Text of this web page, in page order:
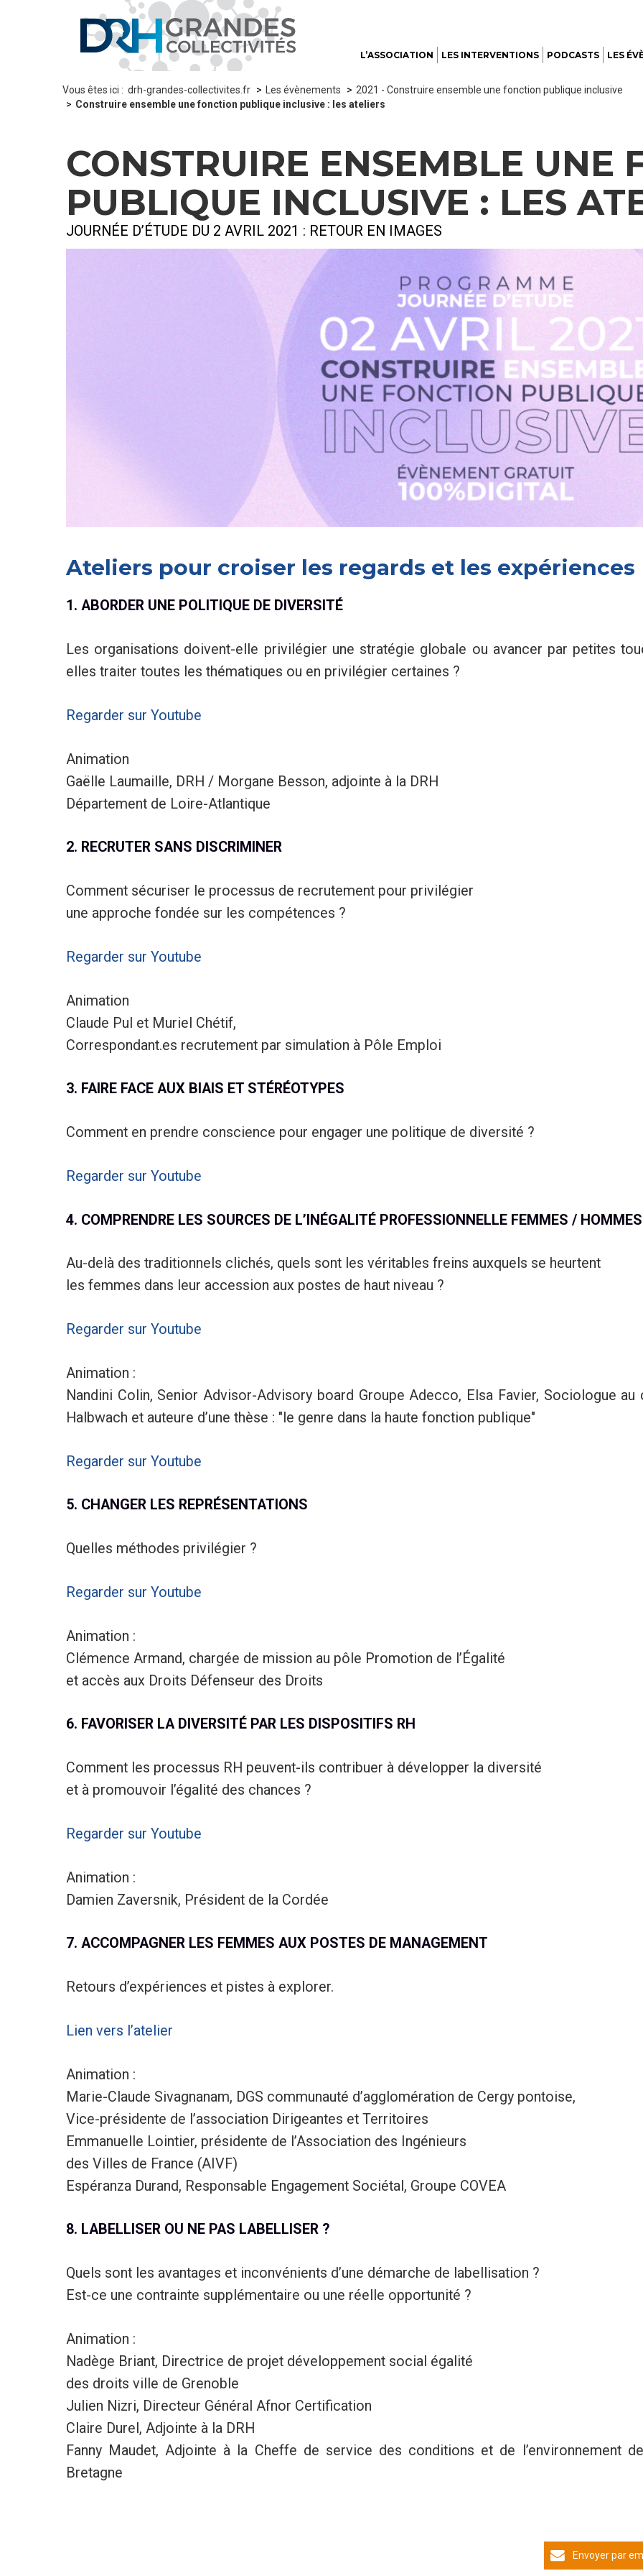
L’ASSOCIATION LES INTERVENTIONS PODCASTS LES
Vous êtes ici : drh-grandes-collectivites.fr Les évènements
2021 - Construire ensemble une fonction publique inclusive
Construire ensemble une fonction publique inclusive : les ateliers
CONSTRUIRE ENSEMBLE UNE
PUBLIQUE INCLUSIVE : LES
JOURNÉE D’ÉTUDE DU 2 AVRIL 2021 : RETOUR EN IMAGES
Ateliers pour croiser les regards et les expériences
1. ABORDER UNE POLITIQUE DE DIVERSITÉ
Les organisations doivent-elle privilégier une stratégie globale ou avancer par petites
elles traiter toutes les thématiques ou en privilégier certaines ?
Regarder sur Youtube
Animation
Gaëlle Laumaille, DRH / Morgane Besson, adjointe à la DRH
Département de Loire-Atlantique
2. RECRUTER SANS DISCRIMINER
Comment sécuriser le processus de recrutement pour privilégier
une approche fondée sur les compétences ?
Regarder sur Youtube
Animation
Claude Pul et Muriel Chétif,
Correspondant.es recrutement par simulation à Pôle Emploi
3. FAIRE FACE AUX BIAIS ET STÉRÉOTYPES
Comment en prendre conscience pour engager une politique de diversité ?
Regarder sur Youtube
4. COMPRENDRE LES SOURCES DE L’INÉGALITÉ PROFESSIONNELLE FEMMES / HOMMES
Au-delà des traditionnels clichés, quels sont les véritables freins auxquels se heurtent
les femmes dans leur accession aux postes de haut niveau ?
Regarder sur Youtube
Animation :
Nandini Colin, Senior Advisor-Advisory board Groupe Adecco, Elsa Favier, Sociologue au
Halbwach et auteure d’une thèse : "le genre dans la haute fonction publique"
Regarder sur Youtube
5. CHANGER LES REPRÉSENTATIONS
Quelles méthodes privilégier ?
Regarder sur Youtube
Animation :
Clémence Armand, chargée de mission au pôle Promotion de l’Égalité
et accès aux Droits Défenseur des Droits
6. FAVORISER LA DIVERSITÉ PAR LES DISPOSITIFS RH
Comment les processus RH peuvent-ils contribuer à développer la diversité
et à promouvoir l’égalité des chances ?
Regarder sur Youtube
Animation :
Damien Zaversnik, Président de la Cordée
7. ACCOMPAGNER LES FEMMES AUX POSTES DE MANAGEMENT
Retours d’expériences et pistes à explorer.
Lien vers l’atelier
Animation :
Marie-Claude Sivagnanam, DGS communauté d’agglomération de Cergy pontoise,
Vice-présidente de l’association Dirigeantes et Territoires
Emmanuelle Lointier, présidente de l’Association des Ingénieurs
des Villes de France (AIVF)
Espéranza Durand, Responsable Engagement Sociétal, Groupe COVEA
8. LABELLISER OU NE PAS LABELLISER ?
Quels sont les avantages et inconvénients d’une démarche de labellisation ?
Est-ce une contrainte supplémentaire ou une réelle opportunité ?
Animation :
Nadège Briant, Directrice de projet développement social égalité
des droits ville de Grenoble
Julien Nizri, Directeur Général Afnor Certification
Claire Durel, Adjointe à la DRH
Fanny Maudet, Adjointe à la Cheffe de service des conditions et de l’environnement
Bretagne
Envoyer par
Panneau de gestion des cookies